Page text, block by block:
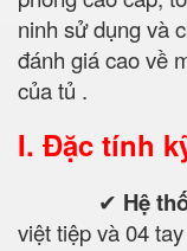
ninh sử dụng và
đánh giá cao về
của tủ .
I. Đặc tính
✔ Hệ
việt tiệp và 04